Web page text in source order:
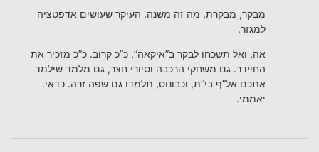
מבקר, מבקרת, מה זה משנה. העיקר שעושים אדפטציה
למגזר.
אה, ואל תשכחו לבקר ב”איקאה”, כ”כ קרוב. כ”כ מזכיר את
החיידר. גם משחקי הרכבה וסיורי חצר, גם מלמד שילמד
אתכם אל”ף בי”ת, וכבונוס, תלמדו גם שפה זרה. כדאי.
יאממי.